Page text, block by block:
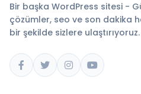
Bir başka WordPress sitesi -
çözümler, seo ve son dakika
bir şekilde sizlere ulaştırıyoruz.